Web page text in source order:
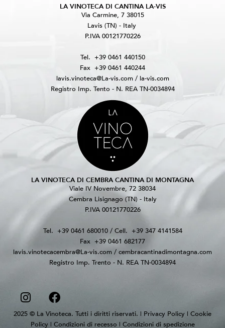
LA VINOTECA DI CANTINA LA-VIS
Via Carmine, 7 38015
Lavis (TN) - Italy
P.IVA 00121770226
Tel. +39 0461 440150
Fax +39 0461 440244
lavis.vinoteca@La-vis.com/ la-vis.com
Registro Imp. Tento - N. REA TN-0034894
LA VINOTECA DI CEMBRA CANTINA DI MONTAGNA
Viale IV Novembre, 72 38034
Cembra Lisignago (TN) - Italy
P.IVA 00121770226
Tel. +39 0461 680010/ Cell. +39 347 4141584
Fax +39 0461 682177
lavis.vinotecacembra@La-vis.com / cembracantinadimontagna.com
Registro Imp. Trento - N. REA TN-0034894
2025 © La Vinoteca. Tutti i diritti riservati. | Privacy Policy | Cookie
Policy | Condizioni di recesso | Condizioni di spedizione